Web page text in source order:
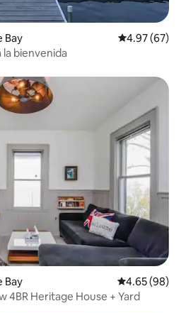
Bay Calificación
4.97 (67)
bienvenida
Bay Calificación
4.65 (98)
Mahone Bay Ocean View 4BR Heritage House + Yard